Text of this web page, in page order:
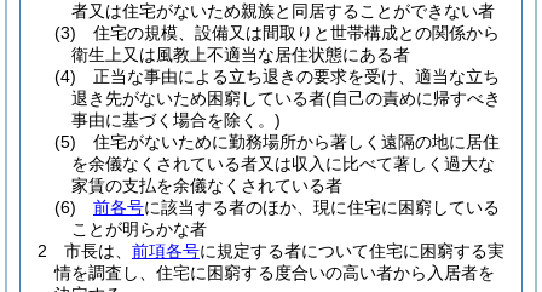
者又は住宅がないため親族と同居することができない者
(3)
住宅の規模、設備又は間取りと世帯構成との関係から
衛生上又は風教上不適当な居住状態にある者
(4)
正当な事由による立ち退きの要求を受け、適当な立ち
退き先がないため困窮している者(自己の責めに帰すべき
事由に基づく場合を除く。)
(5)
住宅がないために勤務場所から著しく遠隔の地に居住
を余儀なくされている者又は収入に比べて著しく過大な
家賃の支払を余儀なくされている者
(6)
前各号に該当する者のほか、現に住宅に困窮している
ことが明らかな者
2
市長は、 前項各号に規定する者について住宅に困窮する実
情を調査し、住宅に困窮する度合いの高い者から入居者を